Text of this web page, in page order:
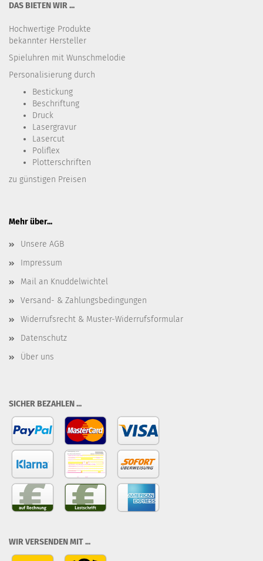
DAS BIETEN WIR ...
Hochwertige Produkte
bekannter Hersteller
Spieluhren mit Wunschmelodie
Personalisierung durch
Bestickung​
Beschriftung
Druck
Lasergravur
Lasercut
Poliflex
Plotterschriften
zu günstigen Preisen
Mehr über...
Unsere AGB
Impressum
Mail an Knuddelwichtel
Versand- & Zahlungsbedingungen
Widerrufsrecht & Muster-Widerrufsformular
Datenschutz
Über uns
SICHER BEZAHLEN ...
WIR VERSENDEN MIT ...